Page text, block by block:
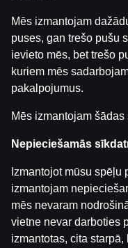
Ģenerālis ar
byDāvis 2026.
byDāvis 2026.
byDāvis 2026.
Jāņa Nagla |
Dāvis 2026.
Mēs izmantojam
puses, gan trešo pušu
ievieto mēs, bet trešo
kuriem mēs
pakalpojumus.
Mēs izmantojam
Nepieciešamās
Izmantojot mūsu spēļu
izmantojam
mēs nevaram
vietne nevar darboties
izmantotas, cita